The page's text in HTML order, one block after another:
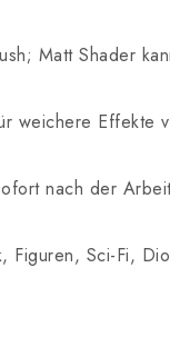
Matt Shader
weichere Effekte
nach der
Figuren, Sci-Fi,